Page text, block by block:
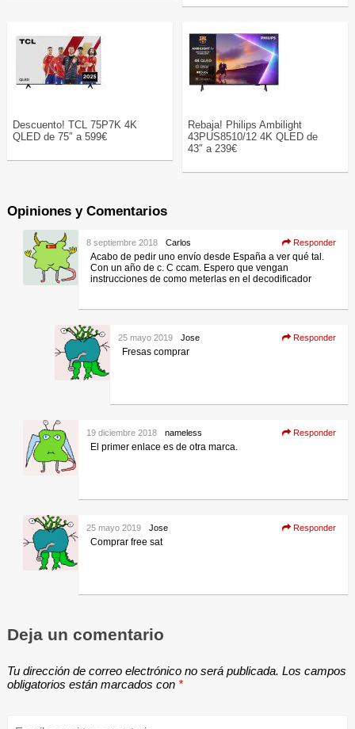
Descuento! TCL 75P7K 4K
QLED de 75″ a 599€
Rebaja! Philips Ambilight
43PUS8510/12 4K QLED de
43″ a 239€
Opiniones y Comentarios
Carlos
8 septiembre 2018 Responder
Acabo de pedir uno envío desde España a ver qué tal.
Con un año de c. C ccam. Espero que vengan
instrucciones de como meterlas en el decodificador
Jose
25 mayo 2019 Responder
Fresas comprar
nameless
19 diciembre 2018 Responder
El primer enlace es de otra marca.
Jose
25 mayo 2019 Responder
Comprar free sat
Deja un comentario
Tu dirección de correo electrónico no será publicada. Los campos
obligatorios están marcados con *